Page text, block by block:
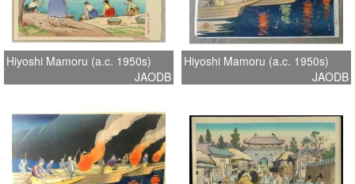
Hiyoshi Mamoru (a.c. 1950s)
JAODB
Hiyoshi Mamoru (a.c. 1950s)
JAODB